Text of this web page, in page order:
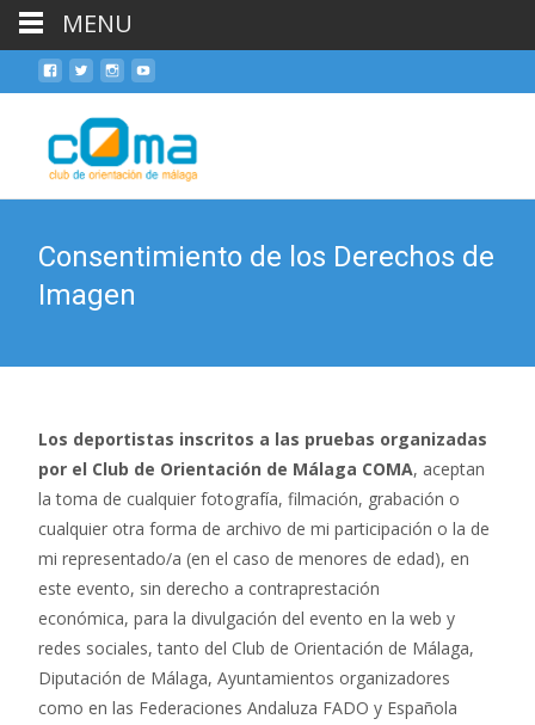
Consentimiento de los Derechos de
Imagen
Los deportistas inscritos a las pruebas organizadas
por el Club de Orientación de Málaga COMA, aceptan
la toma de cualquier fotografía, filmación, grabación o
cualquier otra forma de archivo de mi participación o la de
mi representado/a (en el caso de menores de edad), en
este evento, sin derecho a contraprestación
económica, para la divulgación del evento en la web y
redes sociales, tanto del Club de Orientación de Málaga,
Diputación de Málaga, Ayuntamientos organizadores
como en las Federaciones Andaluza FADO y Española
MENU